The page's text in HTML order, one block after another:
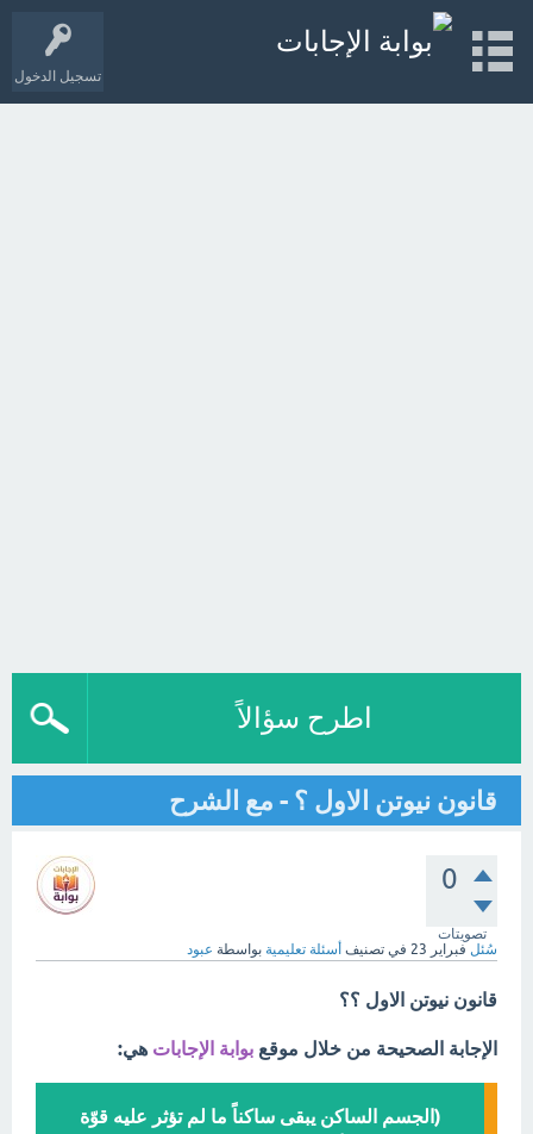
تسجيل الدخول
اطرح سؤالاً
قانون نيوتن الاول ؟ - مع الشرح
0
تصويتات
سُئل فبراير 23 في تصنيف أسئلة تعليمية بواسطة عبود
قانون نيوتن الاول ؟؟
الإجابة الصحيحة من خلال موقع بوابة الإجابات هي:
(الجسم الساكن يبقى ساكناً ما لم تؤثر عليه قوّة